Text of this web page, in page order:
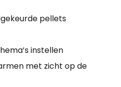
pellets
instellen
met zicht op de